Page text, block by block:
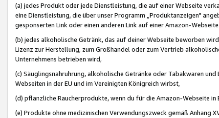
(a) jedes Produkt oder jede Dienstleistung, die auf einer Webseite
eine Dienstleistung, die über unser Programm „Produktanzeigen"
gesponserten Link oder einen anderen Link auf einer Amazon-
(b) jedes alkoholische Getränk, das auf deiner Webseite beworben
Lizenz zur Herstellung, zum Großhandel oder zum Vertrieb
Unternehmens betrieben wird,
(c) Säuglingsnahruhrung, alkoholische Getränke oder Tabakwaren
Webseiten in der EU und im Vereinigten Königreich wirbst,
(d) pflanzliche Raucherprodukte, wenn du für die Amazon-Webseite in
(e) Produkte ohne medizinischen Verwendungszweck gemäß Anhang